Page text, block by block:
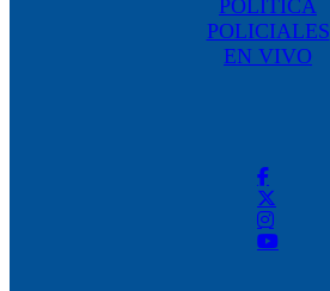
POLÍTICA
POLICIALES
EN VIVO